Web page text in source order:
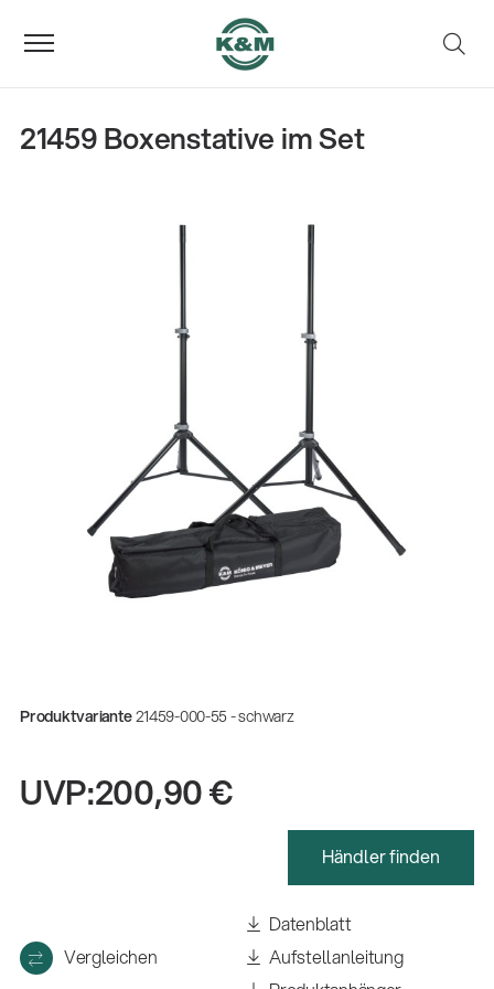
Zerspanungsmechaniker:in Ausbildung
21459 Boxenstative im Set
Produktvariante21459-000-55 - schwarz
UVP:200,90 €
Händler finden
Vergleichen
Datenblatt
Aufstellanleitung